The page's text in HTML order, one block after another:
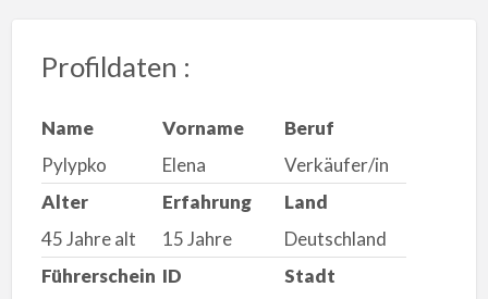
Profildaten :
Name
Pylypko
Vorname
Elena
Beruf
Verkäufer/in
Alter
45 Jahre alt
Erfahrung
15 Jahre
Land
Deutschland
Führerschein ID
Stadt